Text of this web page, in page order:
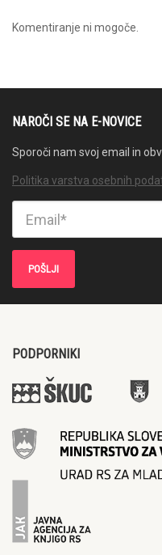
Komentiranje ni mogoče.
NAROČI SE NA E-NOVICE
Sporoči nam svoj email in
Politika varstva osebnih
PODPORNIKI